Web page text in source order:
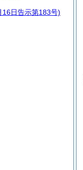
16日告示第183号)